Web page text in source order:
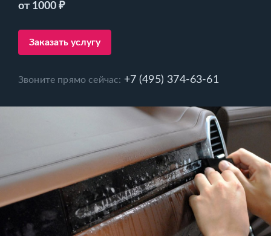
от 1000 ₽
Заказать услугу
Звоните прямо сейчас: +7 (495) 374-63-61